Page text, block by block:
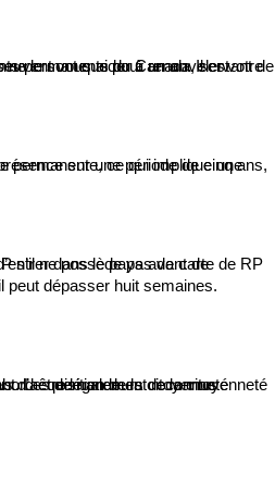
peut dépasser huit semaines.